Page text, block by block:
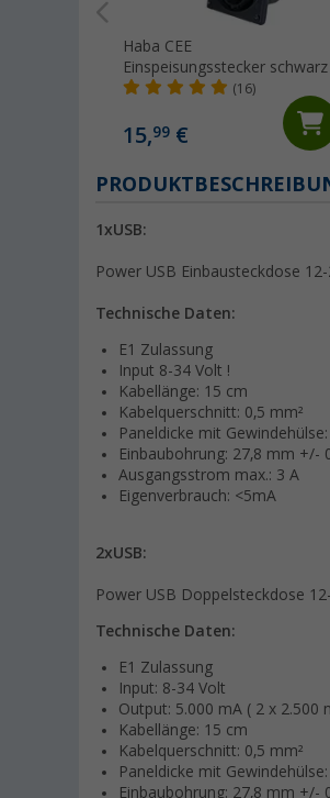
Haba CEE
Einspeisungsstecker schwarz
(16)
15,99 €
1xUSB:
Power USB Einbausteckdose
Technische Daten:
E1 Zulassung
Input 8-34 Volt !
Kabellänge: 15 cm
Kabelquerschnitt: 0,5 mm²
Paneldicke mit
Einbaubohrung: 27,8 mm +/-
Ausgangsstrom max.: 3 A
Eigenverbrauch: <5mA
2xUSB:
Power USB Doppelsteckdose
Technische Daten:
E1 Zulassung
Input: 8-34 Volt
Output: 5.000 mA ( 2 x 2.500
Kabellänge: 15 cm
Kabelquerschnitt: 0,5 mm²
Paneldicke mit
Einbaubohrung: 27,8 mm +/-